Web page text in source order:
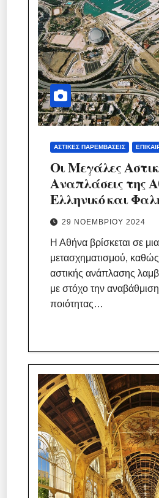
ΑΣΤΙΚΈΣ ΠΑΡΕΜΒΆΣΕΙΣ
Οι Μεγάλες
Αναπλάσεις της
Ελληνικό και
Όρμος
29 ΝΟΕΜΒΡΊΟΥ 2024
Η Αθήνα βρίσκεται σε
μετασχηματισμού,
αστικής ανάπλασης
με στόχο την
ποιότητας…